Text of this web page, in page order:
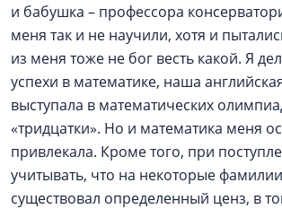
и бабушка – профессора
меня так и не научили, хотя и
из меня тоже не бог весть какой. Я
успехи в математике, наша
выступала в математических
«тридцатки». Но и математика меня
привлекала. Кроме того, при
учитывать, что на некоторые
существовал определенный ценз, в